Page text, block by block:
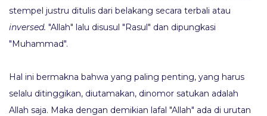
stempel justru ditulis dari belakang secara terbali atau
inversed. "Allah" lalu disusul "Rasul" dan dipungkasi
"Muhammad".
Hal ini bermakna bahwa yang paling penting, yang harus
selalu ditinggikan, diutamakan, dinomor satukan adalah
Allah saja. Maka dengan demikian lafal "Allah" ada di urutan